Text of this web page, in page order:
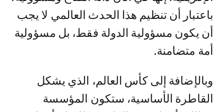
باعتبار أن تنظيم هذا الحدث العالمي لا يجب
أن يكون مسؤولية الدولة فقط، بل مسؤولية
أمة متضامنة.
وبالإضافة إلى كأس العالم، الذي يشكل
القاطرة الأساسية، ستكون المؤسسة